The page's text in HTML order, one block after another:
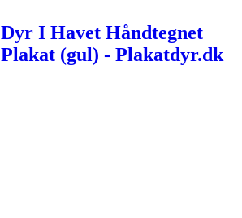
Dyr I Havet Håndtegnet
Plakat (gul) - Plakatdyr.dk